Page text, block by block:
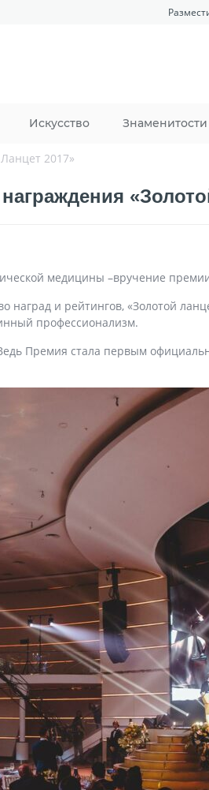
Искусство Знаменитости
2017»
медицины –вручение
наград и рейтингов, «Золотой
профессионализм.
Премия стала первым